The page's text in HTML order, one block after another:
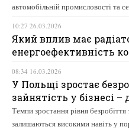
автомобільній промисловості та
10:27 26.03.2026
Який вплив має
енергоефективність
08:34 16.03.2026
У Польщі зростає
зайнятість у бізнесі
Темпи зростання рівня безробіття
залишаються високими навіть у